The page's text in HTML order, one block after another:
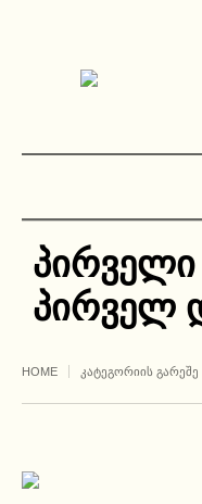
პირველ
HOME ᲙᲐᲢᲔᲒᲝᲠᲘᲘᲡ ᲒᲐᲠᲔᲨᲔ